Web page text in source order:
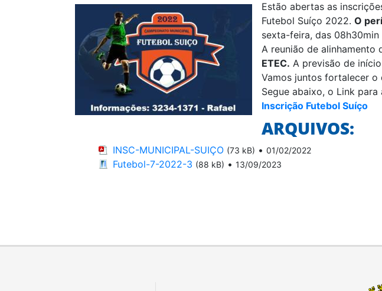
Estão abertas as
Futebol Suíço 2022. O
sexta-feira, das 08h30min
A reunião de alinhamento
ETEC. A previsão de
Vamos juntos fortalecer
Segue abaixo, o Link
Inscrição Futebol Suíço
ARQUIVOS:
INSC-MUNICIPAL-SUIÇO (73 kB) • 01/02/2022
Futebol-7-2022-3 (88 kB) • 13/09/2023